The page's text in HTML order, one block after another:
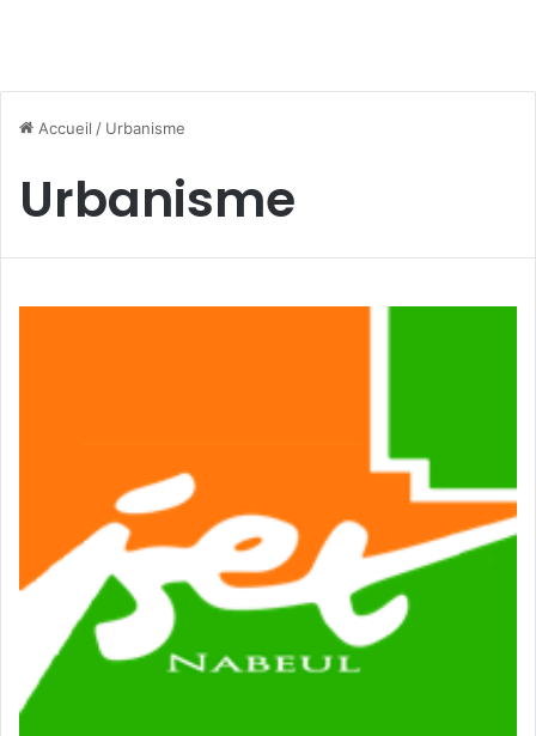
Accueil / Urbanisme
Urbanisme